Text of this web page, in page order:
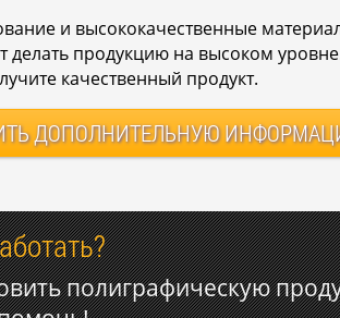
и высококачественные
делать продукцию на высоком
качественный продукт.
ДОПОЛНИТЕЛЬНУЮ
полиграфическую